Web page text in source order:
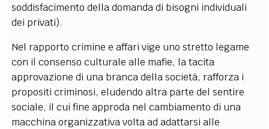
soddisfacimento della domanda di bisogni individuali
dei privati).
Nel rapporto crimine e affari vige uno stretto legame
con il consenso culturale alle mafie, la tacita
approvazione di una branca della società, rafforza i
propositi criminosi, eludendo altra parte del sentire
sociale, il cui fine approda nel cambiamento di una
macchina organizzativa volta ad adattarsi alle